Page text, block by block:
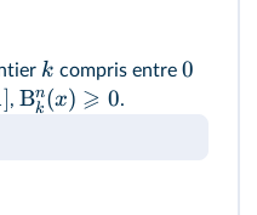
k compris entre 0
], Bk
n(x) ⩾ 0.